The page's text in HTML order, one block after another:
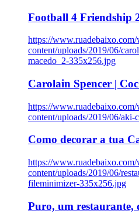
Football 4 Friendship
https://
content/uploads/2019/06/
macedo_2-335x256.jpg
Carolain Spencer |
https://
content/uploads/2019/06/aki-
Como decorar a tua
https://
content/uploads/2019/06/
fileminimizer-335x256.jpg
Puro, um restaurante,